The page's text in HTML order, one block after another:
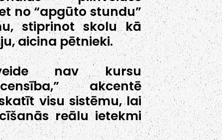
no “apgūto stundu”
stiprinot skolu kā
aicina pētnieki.
nav kursu
akcentē
visu sistēmu, lai
reālu ietekmi